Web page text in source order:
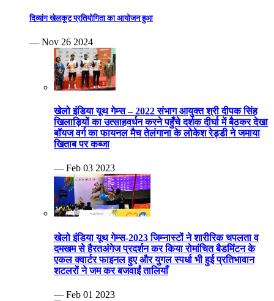
दिव्यांग खेलकूट प्रतियोगिता का आयोजन हुआ
— Nov 26 2024
खेलो इंडिया यूथ गेम्स – 2022 संभाग आयुक्त श्री दीपक सिंह
खिलाड़ियों का उत्साहवर्धन करने पहुँचे दर्शक दीर्घा में बैठकर देखा
बॉयज वर्ग का फायनल मैच तेलंगाना के लोकेश रेड्डी ने जमाया
खिताब पर कब्जा
— Feb 03 2023
खेलो इंडिया यूथ गेम्स-2023 जिम्नास्टों ने शारीरिक चपलता व
दमखम से हैरतअंगेज प्रदर्शन कर किया रोमांचित बैडमिंटन के
एकल क्वार्टर फाइनल हुए और युगल स्पर्धा भी हुई प्रतिभावान
शटलरों ने जम कर बजवाईं तालियाँ
— Feb 01 2023